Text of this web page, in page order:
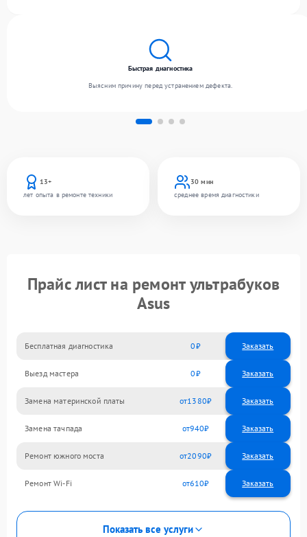
13+
лет опыта в ремонте техники
30 мин
среднее время диагностики
Быстрая диагностика
Выясним причину перед устранением дефекта.
Прайс лист на ремонт ультрабуков
Asus
Бесплатная диагностика 0 Заказать
Выезд мастера 0 Заказать
Замена материнской платы 1380
Замена тачпада 940
Ремонт южного моста 2090
Ремонт Wi-Fi 610
Показать все услуги